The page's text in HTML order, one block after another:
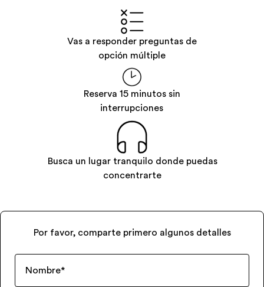
Vas a responder preguntas de
opción múltiple
Reserva 15 minutos sin
interrupciones
Busca un lugar tranquilo donde puedas
concentrarte
Por favor, comparte primero algunos detalles
Nombre*